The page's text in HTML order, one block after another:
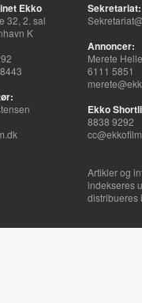
Ekko
32, 2. sal
K
Sekretariat:
Annoncer:
Merete
6111 5851
Ekko
8838 9292
Artikler og
indekseres
distribueres